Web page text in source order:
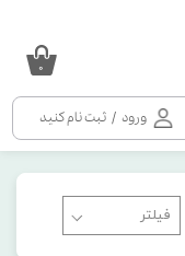
ورود / ثبت نام کنید
۰